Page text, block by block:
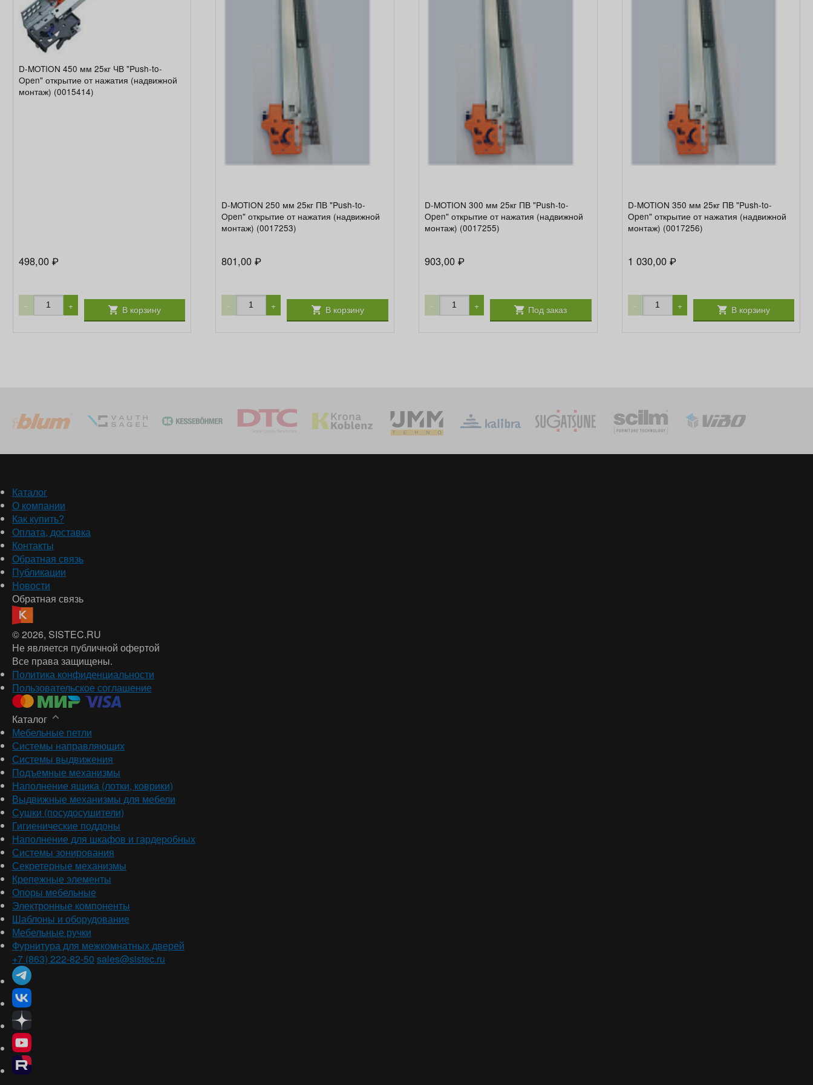
D-MOTION 450 мм 25кг ЧВ "Push-to-
Open" открытие от нажатия (надвижной
монтаж) (0015414)
498,00 ₽
− + В корзину
D-MOTION 250 мм 25кг ПВ "Push-to-
Open" открытие от нажатия (надвижной
монтаж) (0017253)
801,00₽
− + В корзину
D-MOTION 300 мм 25кг ПВ "Push-to-
Open" открытие от нажатия (надвижной
монтаж) (0017255)
903,00₽
− + Под заказ
D-MOTION 350 мм 25кг ПВ "Push-to-
Open" открытие от нажатия (надвижной
монтаж) (0017256)
1 030,00 ₽
− + В корзину
Каталог
О компании
Как купить?
Оплата, доставка
Контакты
Обратная связь
Публикации
Новости
Обратная связь
© 2026, SISTEC.RU
Не является публичной офертой
Все права защищены.
Политика конфиденциальности
Пользовательское соглашение
Каталог
Мебельные петли
Системы направляющих
Системы выдвижения
Подъемные механизмы
Наполнение ящика (лотки, коврики)
Выдвижные механизмы для мебели
Сушки (посудосушители)
Гигиенические поддоны
Наполнение для шкафов и гардеробных
Системы зонирования
Секретерные механизмы
Крепежные элементы
Опоры мебельные
Электронные компоненты
Шаблоны и оборудование
Мебельные ручки
Фурнитура для межкомнатных дверей
+7 (863) 222-82-50 sales@sistec.ru